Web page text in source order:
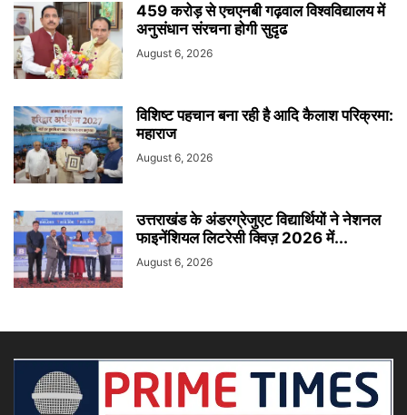
459 करोड़ से एचएनबी गढ़वाल विश्वविद्यालय में
अनुसंधान संरचना होगी सुदृढ
August 6, 2026
विशिष्ट पहचान बना रही है आदि कैलाश परिक्रमा:
महाराज
August 6, 2026
उत्तराखंड के अंडरग्रेजुएट विद्यार्थियों ने नेशनल
फाइनेंशियल लिटरेसी क्विज़ 2026 में...
August 6, 2026